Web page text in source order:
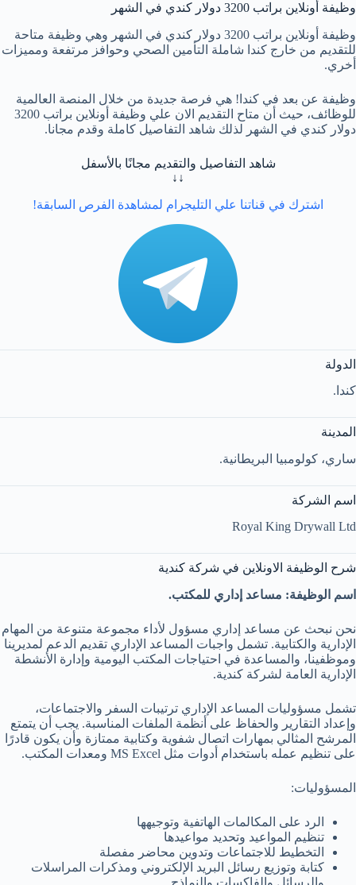
وظيفة أونلاين براتب 3200 دولار كندي في الشهر
وظيفة أونلاين براتب 3200 دولار كندي في الشهر وهي وظيفة متاحة
للتقديم من خارج كندا شاملة التأمين الصحي وحوافز مرتفعة ومميزات
أخري.
وظيفة عن بعد في كندا! هي فرصة جديدة من خلال المنصة العالمية
للوظائف، حيث أن متاح التقديم الان علي وظيفة أونلاين براتب 3200
دولار كندي في الشهر لذلك شاهد التفاصيل كاملة وقدم مجانا.
شاهد التفاصيل والتقديم مجانًا بالأسفل
↓↓
اشترك في قناتنا علي التليجرام لمشاهدة الفرص السابقة!
الدولة
كندا.
المدينة
ساري، كولومبيا البريطانية.
اسم الشركة
Royal King Drywall Ltd
شرح الوظيفة الاونلاين في شركة كندية
اسم الوظيفة: مساعد إداري للمكتب.
نحن نبحث عن مساعد إداري مسؤول لأداء مجموعة متنوعة من المهام
الإدارية والكتابية. تشمل واجبات المساعد الإداري تقديم الدعم لمديرينا
وموظفينا، والمساعدة في احتياجات المكتب اليومية وإدارة الأنشطة
الإدارية العامة لشركة كندية.
تشمل مسؤوليات المساعد الإداري ترتيبات السفر والاجتماعات،
وإعداد التقارير والحفاظ على أنظمة الملفات المناسبة. يجب أن يتمتع
المرشح المثالي بمهارات اتصال شفوية وكتابية ممتازة وأن يكون قادرًا
على تنظيم عمله باستخدام أدوات مثل MS Excel ومعدات المكتب.
المسؤوليات:
الرد على المكالمات الهاتفية وتوجيهها
تنظيم المواعيد وتحديد مواعيدها
التخطيط للاجتماعات وتدوين محاضر مفصلة
كتابة وتوزيع رسائل البريد الإلكتروني ومذكرات المراسلات
والرسائل والفاكسات والنماذج